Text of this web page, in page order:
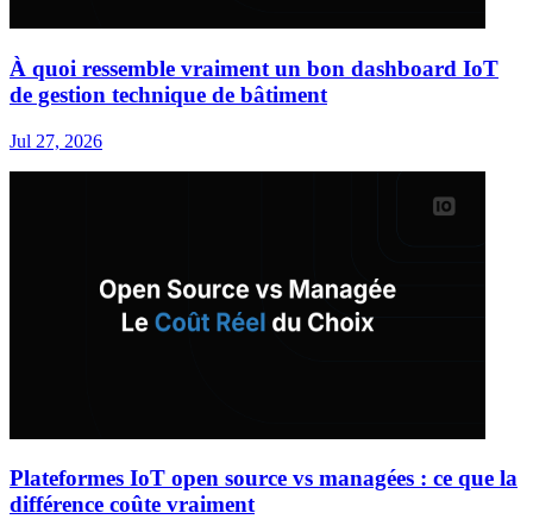
À quoi ressemble vraiment un bon dashboard IoT
de gestion technique de bâtiment
Jul 27, 2026
Plateformes IoT open source vs managées : ce que la
différence coûte vraiment